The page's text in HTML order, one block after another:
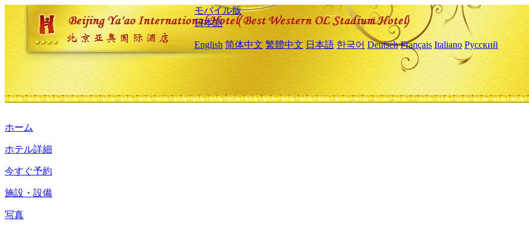
モバイル版
日本語
English 简体中文 繁體中文 日本語 한국어 Deutsch Français Italiano Русский
ホーム
ホテル詳細
今すぐ予約
施設・設備
写真